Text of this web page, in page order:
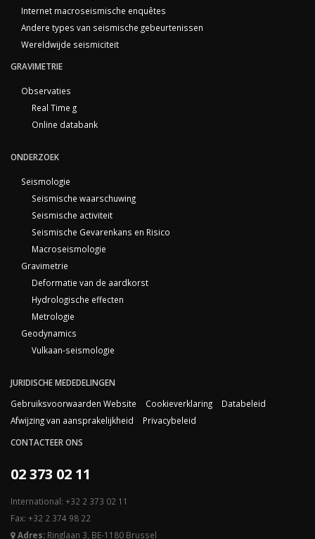
Internet macroseismische enquêtes
Andere types van seismische gebeurtenissen
Wereldwijde seismiciteit
GRAVIMETRIE
Observaties
Real Time g
Online databank
ONDERZOEK
Seismologie
Seismische waarschuwing
Seismische activiteit
Seismische Gevarenkans en Risico
Macroseismologie
Gravimetrie
Deformatie van de aardkorst
Hydrologische effecten
Metrologie
Geodynamics
Vulkaan-seismologie
JURIDISCHE MEDEDELINGEN
Gebruiksvoorwaarden Website
Cookieverklaring
Databeleid
Afwijzing van aansprakelijkheid
Privacybeleid
CONTACTEER ONS
02 373 02 11
International: +32 2 373 02 11
Fax: +32 2 374 98 22
Adres: Ringlaan 3, BE-1180 Brussel